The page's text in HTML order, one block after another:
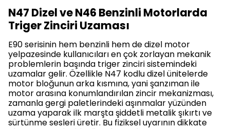
N47 Dizel ve N46 Benzinli Motorlarda
Triger Zinciri Uzaması
E90 serisinin hem benzinli hem de dizel motor
yelpazesinde kullanıcıları en çok zorlayan mekanik
problemlerin başında triger zinciri sistemindeki
uzamalar gelir. Özellikle N47 kodlu dizel ünitelerde
motor bloğunun arka kısmına, yani şanzıman ile
motor arasına konumlandırılan zincir mekanizması,
zamanla gergi paletlerindeki aşınmalar yüzünden
uzama yaparak ilk marşta şiddetli metalik şıkırtı ve
sürtünme sesleri üretir. Bu fiziksel uyarının dikkate